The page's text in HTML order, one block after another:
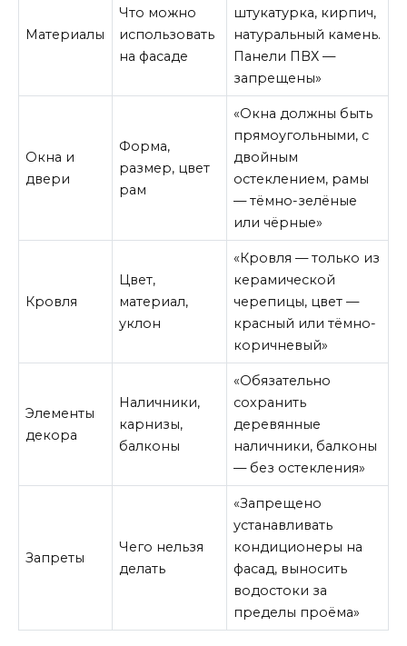
Материалы
Что можно
использовать
на фасаде
штукатурка, кирпич,
натуральный камень.
Панели ПВХ —
запрещены»
Окна и
двери
Форма,
размер, цвет
рам
«Окна должны быть
прямоугольными, с
двойным
остеклением, рамы
— тёмно-зелёные
или чёрные»
Кровля
Цвет,
материал,
уклон
«Кровля — только из
керамической
черепицы, цвет —
красный или тёмно-
коричневый»
Элементы
декора
Наличники,
карнизы,
балконы
«Обязательно
сохранить
деревянные
наличники, балконы
— без остекления»
Запреты
Чего нельзя
делать
«Запрещено
устанавливать
кондиционеры на
фасад, выносить
водостоки за
пределы проёма»